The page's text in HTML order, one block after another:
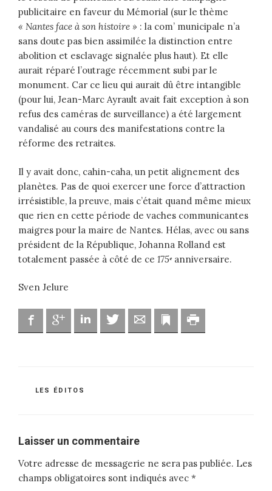
publicitaire en faveur du Mémorial (sur le thème
« Nantes face à son histoire » : la com’ municipale n’a
sans doute pas bien assimilée la distinction entre
abolition et esclavage signalée plus haut). Et elle
aurait réparé l’outrage récemment subi par le
monument. Car ce lieu qui aurait dû être intangible
(pour lui, Jean-Marc Ayrault avait fait exception à son
refus des caméras de surveillance) a été largement
vandalisé au cours des manifestations contre la
réforme des retraites.
Il y avait donc, cahin-caha, un petit alignement des
planètes. Pas de quoi exercer une force d’attraction
irrésistible, la preuve, mais c’était quand même mieux
que rien en cette période de vaches communicantes
maigres pour la maire de Nantes. Hélas, avec ou sans
président de la République, Johanna Rolland est
totalement passée à côté de ce 175ᵉ anniversaire.
Sven Jelure
FacebookGoogle Linkedin Twitter Adresse mailMarque-page
CATÉGORIES
LES ÉDITOS
Laisser un commentaire
Votre adresse de messagerie ne sera pas publiée. Les
champs obligatoires sont indiqués avec *